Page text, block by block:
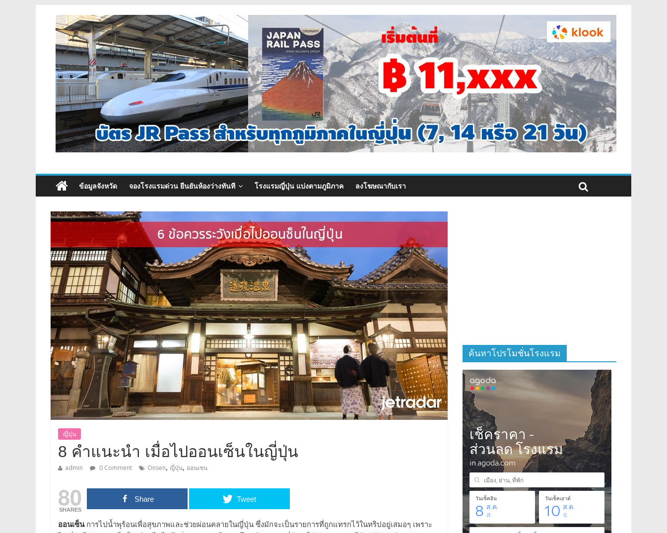
ข้อมูลจังหวัด จองโรงแรมด่วน ยืนยันห้องว่างทันที โรงแรมญี่ปุ่น แบ่งตามภูมิภาค ลงโฆษณากับเรา
ญี่ปุ่น
8 คำแนะนำ เมื่อไปออนเซ็นในญี่ปุ่น
admin 0 Comment Onsen, ญี่ปุ่น, ออนเซน
80
SHARES
Share Tweet
ออนเซ็นการไปน้ำพุร้อนเพื่อสุขภาพและช่วยผ่อนคลายในญี่ปุ่น ซึ่งมักจะเป็นรายการที่ถูกแทรกไว้ในทริปอยู่เสมอๆ เพราะ
ค้นหาโปรโมชั่นโรงแรม